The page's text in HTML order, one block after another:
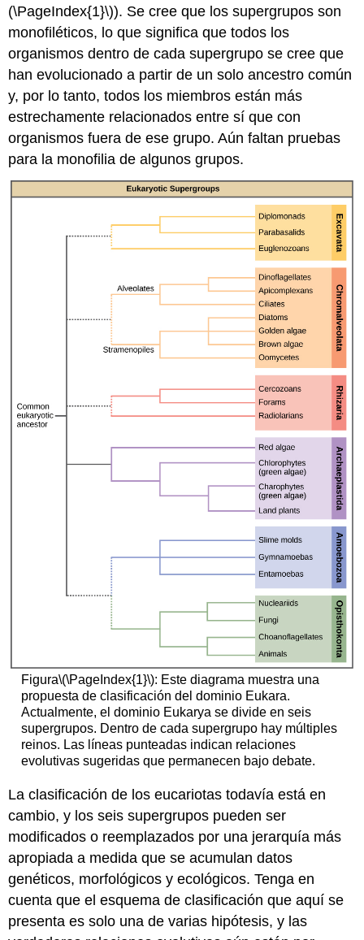
(\PageIndex{1}\)). Se cree que los supergrupos son
monofiléticos, lo que significa que todos los
organismos dentro de cada supergrupo se cree que
han evolucionado a partir de un solo ancestro común
y, por lo tanto, todos los miembros están más
estrechamente relacionados entre sí que con
organismos fuera de ese grupo. Aún faltan pruebas
para la monofilia de algunos grupos.
Figura\(\PageIndex{1}\): Este diagrama muestra una
propuesta de clasificación del dominio Eukara.
Actualmente, el dominio Eukarya se divide en seis
supergrupos. Dentro de cada supergrupo hay múltiples
reinos. Las líneas punteadas indican relaciones
evolutivas sugeridas que permanecen bajo debate.
La clasificación de los eucariotas todavía está en
cambio, y los seis supergrupos pueden ser
modificados o reemplazados por una jerarquía más
apropiada a medida que se acumulan datos
genéticos, morfológicos y ecológicos. Tenga en
cuenta que el esquema de clasificación que aquí se
presenta es solo una de varias hipótesis, y las